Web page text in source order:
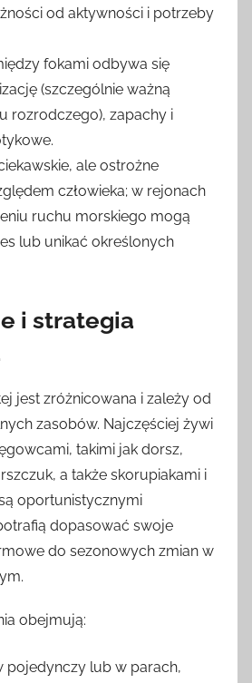
od aktywności i potrzeby
fokami odbywa się
(szczególnie ważną
rozrodczego), zapachy i
ale ostrożne
człowieka; w rejonach
ruchu morskiego mogą
lub unikać określonych
i strategia
jest zróżnicowana i zależy od
zasobów. Najczęściej żywi
takimi jak dorsz,
a także skorupiakami i
oportunistycznymi
dopasować swoje
do sezonowych zmian w
obejmują:
pojedynczy lub w parach,